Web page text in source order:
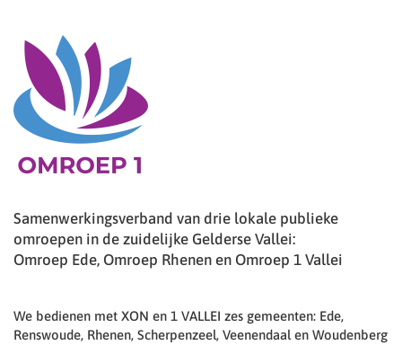
Samenwerkingsverband van drie lokale publieke
omroepen in de zuidelijke Gelderse Vallei:
Omroep Ede, Omroep Rhenen en Omroep 1 Vallei
We bedienen met XON en 1 VALLEI zes gemeenten: Ede,
Renswoude, Rhenen, Scherpenzeel, Veenendaal en Woudenberg